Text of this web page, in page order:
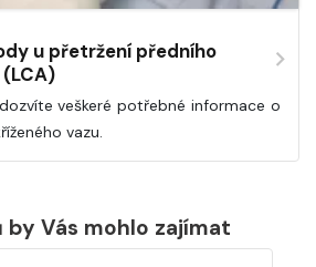
u přetržení předního
veškeré potřebné informace o
vazu.
by Vás mohlo zajímat